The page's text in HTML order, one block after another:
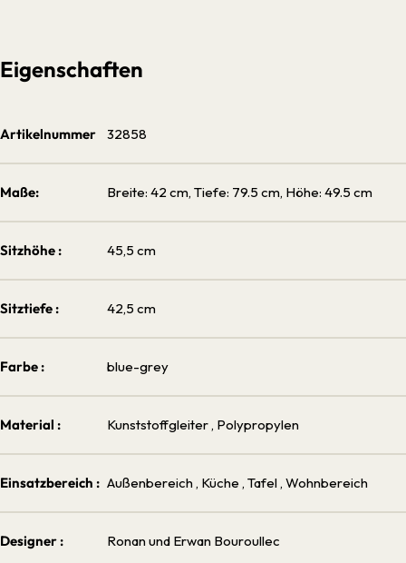
Eigenschaften
Artikelnummer 32858
Maße: Breite: 42 cm, Tiefe: 79.5 cm, Höhe: 49.5 cm
Sitzhöhe : 45,5 cm
Sitztiefe : 42,5 cm
Farbe : blue-grey
Material : Kunststoffgleiter , Polypropylen
Einsatzbereich : Außenbereich , Küche , Tafel , Wohnbereich
Designer : Ronan und Erwan Bouroullec